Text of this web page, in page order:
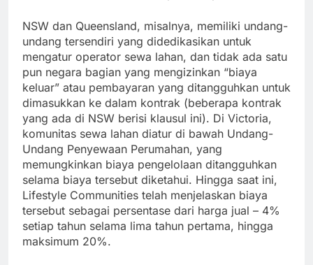
NSW dan Queensland, misalnya, memiliki undang-
undang tersendiri yang didedikasikan untuk
mengatur operator sewa lahan, dan tidak ada satu
pun negara bagian yang mengizinkan “biaya
keluar” atau pembayaran yang ditangguhkan untuk
dimasukkan ke dalam kontrak (beberapa kontrak
yang ada di NSW berisi klausul ini). Di Victoria,
komunitas sewa lahan diatur di bawah Undang-
Undang Penyewaan Perumahan, yang
memungkinkan biaya pengelolaan ditangguhkan
selama biaya tersebut diketahui. Hingga saat ini,
Lifestyle Communities telah menjelaskan biaya
tersebut sebagai persentase dari harga jual – 4%
setiap tahun selama lima tahun pertama, hingga
maksimum 20%.